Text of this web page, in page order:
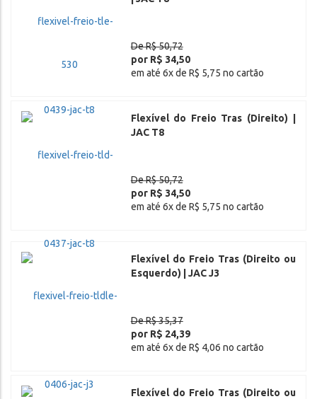
De R$ 50,72
por R$ 34,50
em até 6x de R$ 5,75 no cartão
Flexível do Freio Tras (Direito) |
JAC T8
De R$ 50,72
por R$ 34,50
em até 6x de R$ 5,75 no cartão
Flexível do Freio Tras (Direito ou
Esquerdo) | JAC J3
De R$ 35,37
por R$ 24,39
em até 6x de R$ 4,06 no cartão
Flexível do Freio Tras (Direito ou